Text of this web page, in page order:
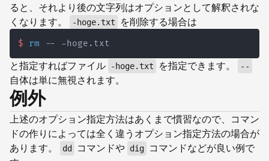
ると、それより後の文字列はオプションとして解釈されな
くなります。
-hoge.txt を削除する場合は
$ rm -- -hoge.txt
と指定すればファイル -hoge.txt を指定できます。 --
自体は単に無視されます。
例外
上述のオプション指定方法はあくまで慣習なので、コマン
ドの作りによっては全く違うオプション指定方法の場合が
あります。
dd コマンドや dig
コマンドなどが良い例で